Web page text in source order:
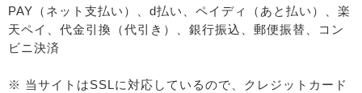
PAY（ネット支払い）、d払い、ペイディ（あと払い）、楽
天ペイ、代金引換（代引き）、銀行振込、郵便振替、コン
ビニ決済
※ 当サイトはSSLに対応しているので、クレジットカード